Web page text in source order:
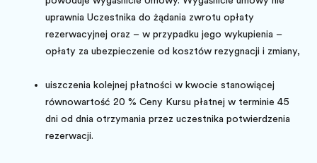
uprawnia Uczestnika do żądania zwrotu opłaty
rezerwacyjnej oraz – w przypadku jego wykupienia –
opłaty za ubezpieczenie od kosztów rezygnacji i zmiany,
uiszczenia kolejnej płatności w kwocie stanowiącej
równowartość 20 % Ceny Kursu płatnej w terminie 45
dni od dnia otrzymania przez uczestnika potwierdzenia
rezerwacji.